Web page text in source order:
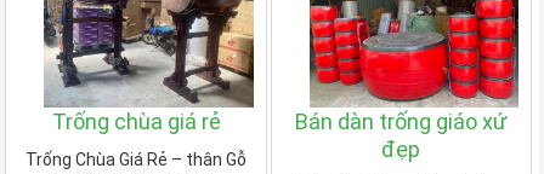
Trống chùa giá rẻ
Trống Chùa Giá Rẻ – thân Gỗ
Bán dàn trống giáo xứ
đẹp